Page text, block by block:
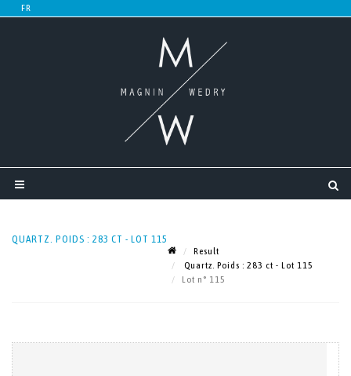
QUARTZ. POIDS : 283 CT - LOT 115
Result
Quartz. Poids : 283 ct - Lot 115
Lot n° 115